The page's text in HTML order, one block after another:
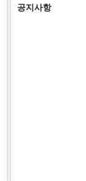
공지사항